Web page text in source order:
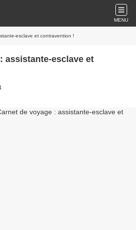
MENU
esclave et contravention !
assistante-esclave et